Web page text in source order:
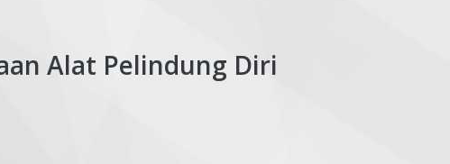
Alat Pelindung Diri